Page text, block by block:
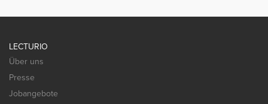
LECTURIO
Über uns
Presse
Jobangebote